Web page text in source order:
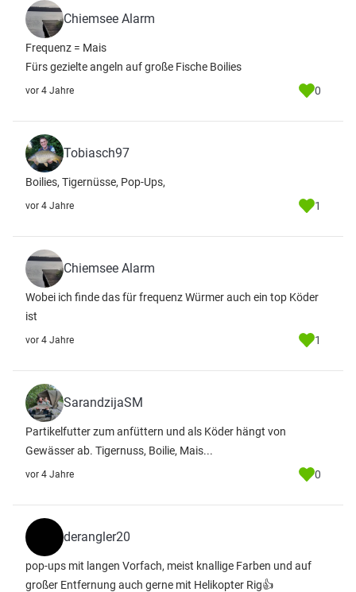
Chiemsee Alarm
Frequenz = Mais
Fürs gezielte angeln auf große Fische Boilies
vor 4 Jahre 0
Tobiasch97
Boilies, Tigernüsse, Pop-Ups,
vor 4 Jahre 1
Chiemsee Alarm
Wobei ich finde das für frequenz Würmer auch ein top Köder
ist
vor 4 Jahre 1
SarandzijaSM
Partikelfutter zum anfüttern und als Köder hängt von
Gewässer ab. Tigernuss, Boilie, Mais...
vor 4 Jahre 0
derangler20
pop-ups mit langen Vorfach, meist knallige Farben und auf
großer Entfernung auch gerne mit Helikopter Rig👍